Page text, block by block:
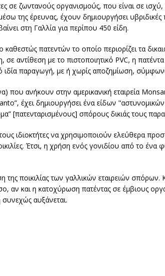
σε ζωντανούς οργανισμούς, που είναι σε
της έρευνας, έχουν δημιουργήσει
στη Γαλλία για περίπου 450 είδη.
πατεντών το οποίο περιορίζει τα
αντίθεση με το πιστοποιητικό PVC, η
παραγωγή, με ή χωρίς αποζημίωση,
που ανήκουν στην αμερικανική εταιρεία
έχει δημιουργήσει ένα είδων
[πατενταρισμένους] σπόρους δικιάς τους
ιδιοκτήτες να χρησιμοποιούν ελεύθερα
Έτσι, η χρήση ενός γονιδίου από το ένα
ποικιλίας των γαλλικών εταιρειών σπόρων.
αν και η κατοχύρωση πατέντας σε έμβιους
αυξάνεται.